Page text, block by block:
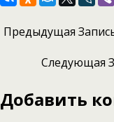
Предыдущая
Следующая
Добавить